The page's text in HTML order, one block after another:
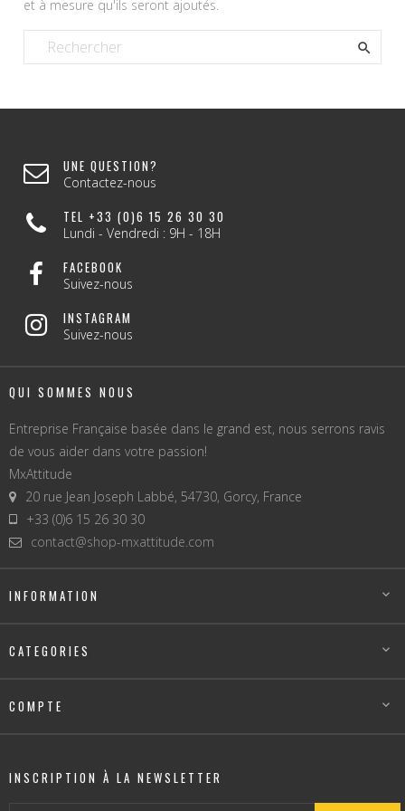
et à mesure qu'ils seront ajoutés.

UNE QUESTION?
Contactez-nous
TEL +33 (0)6 15 26 30 30
Lundi - Vendredi : 9H - 18H
FACEBOOK
Suivez-nous
INSTAGRAM
Suivez-nous
QUI SOMMES NOUS
Entreprise Française basée dans le grand est, nous serrons ravis
de vous aider dans votre passion!
MxAttitude
20 rue Jean Joseph Labbé, 54730, Gorcy, France
+33 (0)6 15 26 30 30
contact@shop-mxattitude.com
INFORMATION 
CATEGORIES 
COMPTE 
INSCRIPTION À LA NEWSLETTER